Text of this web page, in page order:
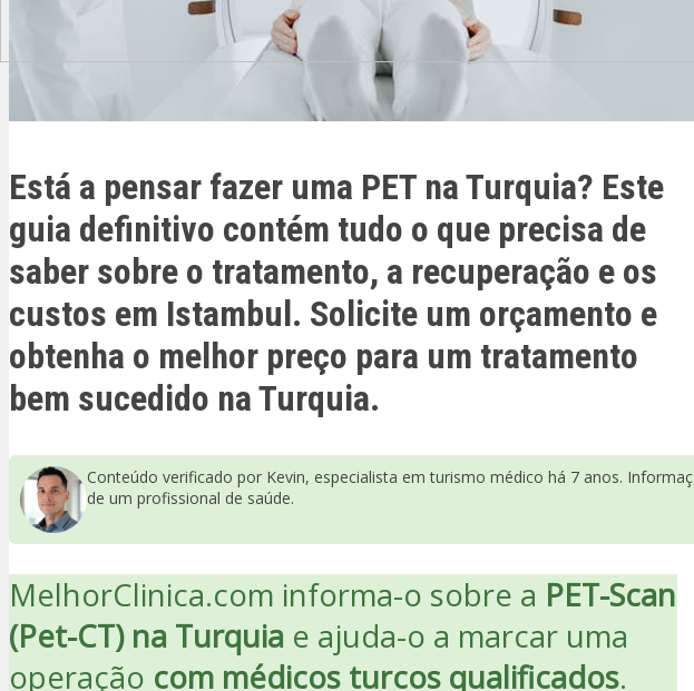
Está a pensar fazer uma PET na Turquia? Este
guia definitivo contém tudo o que precisa de
saber sobre o tratamento, a recuperação e os
custos em Istambul. Solicite um orçamento e
obtenha o melhor preço para um tratamento
bem sucedido na Turquia.
Conteúdo verificado por Kevin, especialista em turismo médico há 7 anos.
de um profissional de saúde.
MelhorClinica.com informa-o sobre a PET-Scan
(Pet-CT) na Turquia e ajuda-o a marcar uma
operação com médicos turcos qualificados.